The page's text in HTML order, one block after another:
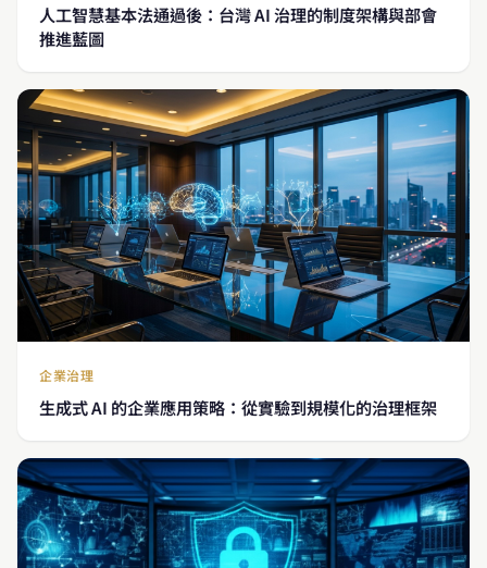
人工智慧基本法通過後：台灣 AI 治理的制度架構與部會
推進藍圖
企業治理
生成式 AI 的企業應用策略：從實驗到規模化的治理框架